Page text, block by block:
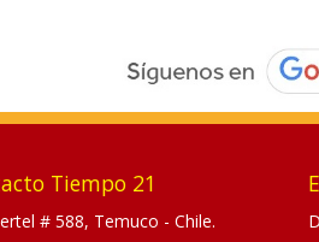
Tiempo 21
# 588, Temuco - Chile.